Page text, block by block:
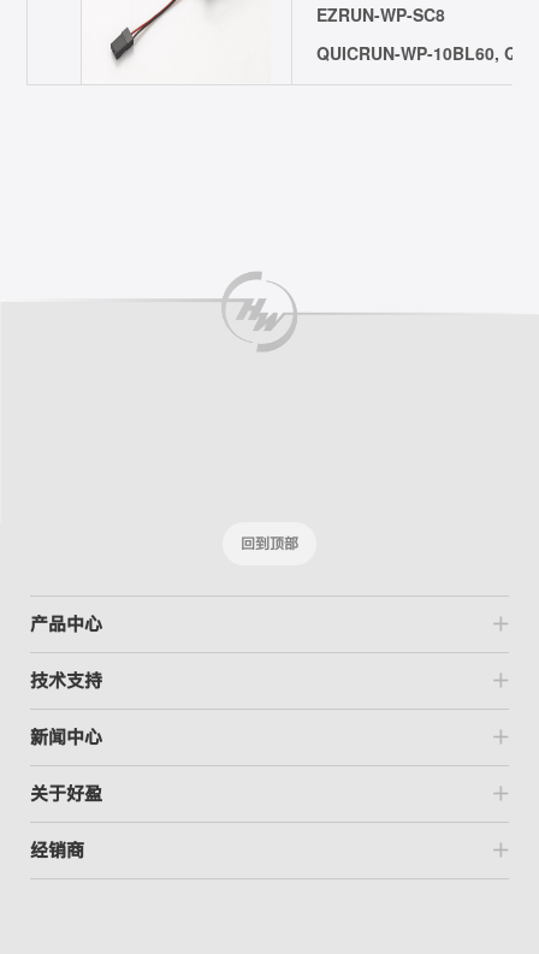
EZRUN-WP-SC8
QUICRUN-WP-10BL60,
回到顶部
产品中心
技术支持
新闻中心
关于好盈
经销商